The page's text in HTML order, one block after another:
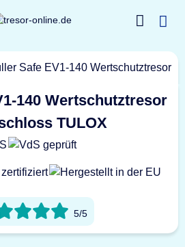
Safe EV1-140 Wertschutztresor
140 Wertschutztresor
TULOX
5/5